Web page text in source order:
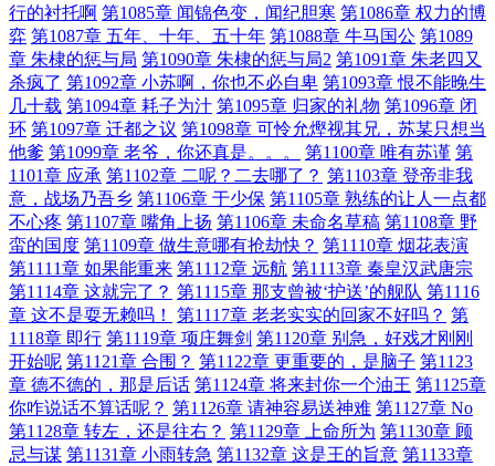
行的衬托啊 第1085章 闻锦色变，闻纪胆寒 第1086章 权力的博
弈 第1087章 五年、十年、五十年 第1088章 牛马国公 第1089
章 朱棣的惩与局 第1090章 朱棣的惩与局2 第1091章 朱老四又
杀疯了 第1092章 小苏啊，你也不必自卑 第1093章 恨不能晚生
几十载 第1094章 耗子为汁 第1095章 归家的礼物 第1096章 闭
环 第1097章 迁都之议 第1098章 可怜允熞视其兄，苏某只想当
他爹 第1099章 老爷，你还真是。。。 第1100章 唯有苏谨 第
1101章 应承 第1102章 二呢？二去哪了？ 第1103章 登帝非我
意，战场乃吾乡 第1106章 于少保 第1105章 熟练的让人一点都
不心疼 第1107章 嘴角上扬 第1106章 未命名草稿 第1108章 野
蛮的国度 第1109章 做生意哪有抢劫快？ 第1110章 烟花表演
第1111章 如果能重来 第1112章 远航 第1113章 秦皇汉武唐宗
第1114章 这就完了？ 第1115章 那支曾被‘护送’的舰队 第1116
章 这不是耍无赖吗！
第1117章 老老实实的回家不好吗？ 第
1118章 即行 第1119章 项庄舞剑 第1120章 别急，好戏才刚刚
开始呢 第1121章 合围？ 第1122章 更重要的，是脑子 第1123
章 德不德的，那是后话 第1124章 将来封你一个油王 第1125章
你咋说话不算话呢？ 第1126章 请神容易送神难 第1127章 No
第1128章 转左，还是往右？ 第1129章 上命所为 第1130章 顾
忌与谋 第1131章 小雨转急 第1132章 这是王的旨意 第1133章